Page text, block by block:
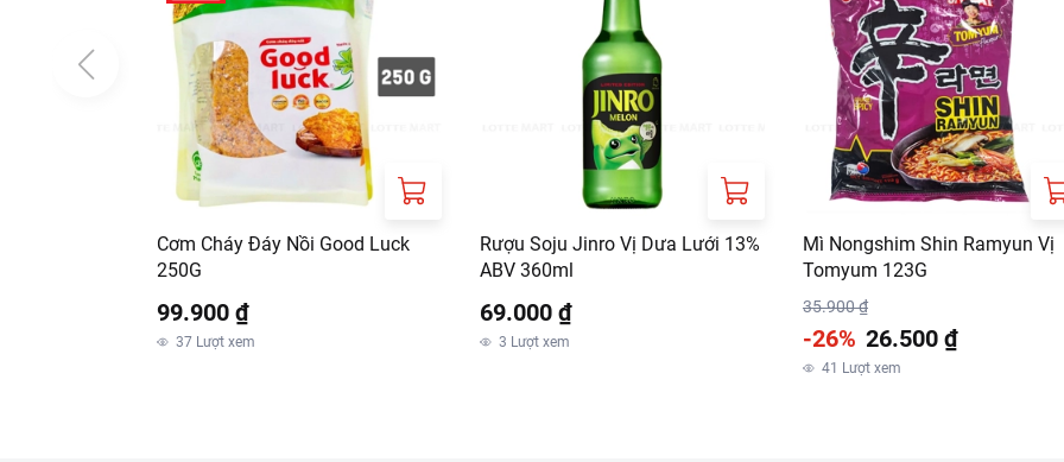
Cơm Cháy Đáy Nồi Good Luck
250G
99.900 ₫
37 Lượt xem
Rượu Soju Jinro Vị Dưa Lưới 13%
ABV 360ml
69.000 ₫
3 Lượt xem
Mì Nongshim Shin Ramyun Vị
Tomyum 123G
35.900 ₫
-26% 26.500 ₫
41 Lượt xem